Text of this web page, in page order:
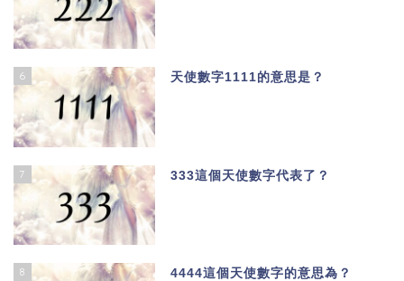
6 天使數字1111的意思是？
7 333這個天使數字代表了？
8 4444這個天使數字的意思為？